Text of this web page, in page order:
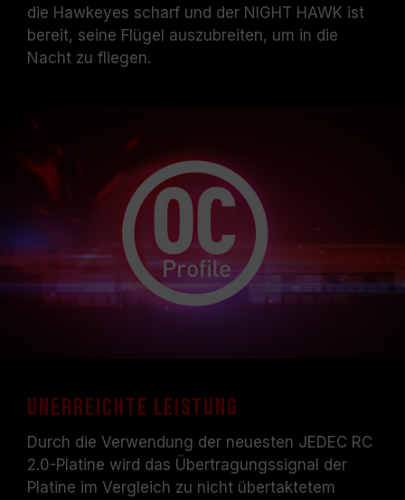
die Hawkeyes scharf und der NIGHT HAWK ist
bereit, seine Flügel auszubreiten, um in die
Nacht zu fliegen.
Unerreichte Leistung
Durch die Verwendung der neuesten JEDEC RC
2.0-Platine wird das Übertragungssignal der
Platine im Vergleich zu nicht übertaktetem